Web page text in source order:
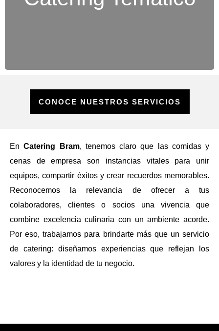
CONOCE NUESTROS SERVICIOS
EnCatering Bram, tenemos claro que las comidas y
cenas de empresa son instancias vitales para unir
equipos, compartir éxitos y crear recuerdos memorables.
Reconocemos la relevancia de ofrecer a tus
colaboradores, clientes o socios una vivencia que
combine excelencia culinaria con un ambiente acorde.
Por eso, trabajamos para brindarte más que un servicio
de catering: diseñamos experiencias que reflejan los
valores y la identidad de tu negocio.